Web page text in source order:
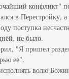
конфликт"
в Перестройку,
поступка
не было.
"Я пришел
ее".
волю